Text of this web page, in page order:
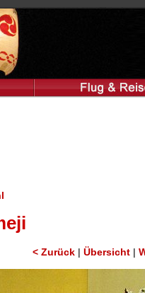
< Zurück| Übersicht|